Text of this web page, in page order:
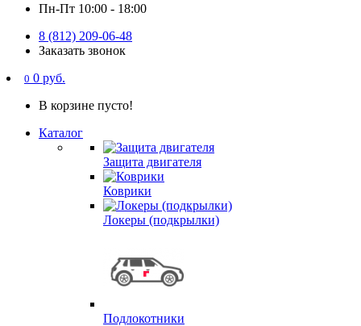
Пн-Пт 10:00 - 18:00
8 (812) 209-06-48
Заказать звонок
0 0 руб.
В корзине пусто!
Каталог
Защита двигателя
Коврики
Локеры (подкрылки)
Подлокотники